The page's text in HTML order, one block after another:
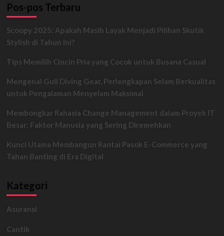
Pos-pos Terbaru
Scoopy 2025: Apakah Masih Layak Menjadi Pilihan Skutik
Stylish di Tahun Ini?
Tips Memilih Cincin Pria yang Cocok untuk Busana Casual
Mengenal Gull Diving Gear, Perlengkapan Selam Berkualitas
untuk Pengalaman Menyelam Maksimal
Membongkar Rahasia Change Management dalam Proyek IT
Besar: Faktor Manusia yang Sering Diremehkan
Kunci Utama Membangun Rantai Pasok E-Commerce yang
Tahan Banting di Era Digital
Kategori
Asuransi
Cantik